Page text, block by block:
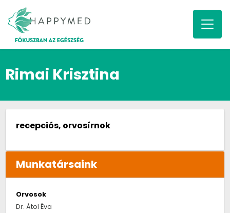
Rimai Krisztina
recepciós, orvosírnok
Munkatársaink
Orvosok
Dr. Átol Éva